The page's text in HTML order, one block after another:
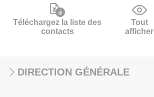
Téléchargez la liste des
contacts
Tout
afficher
DIRECTION GÉNÉRALE